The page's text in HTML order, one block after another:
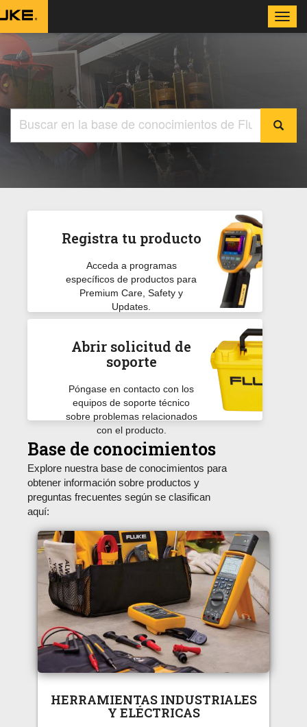
Registra tu producto
Acceda a programas
específicos de productos para
Premium Care, Safety y
Updates.
Abrir solicitud de
soporte
Póngase en contacto con los
equipos de soporte técnico
sobre problemas relacionados
con el producto.
Base de conocimientos
Explore nuestra base de conocimientos para
obtener información sobre productos y
preguntas frecuentes según se clasifican
aquí:
HERRAMIENTAS INDUSTRIALES
Y ELÉCTRICAS